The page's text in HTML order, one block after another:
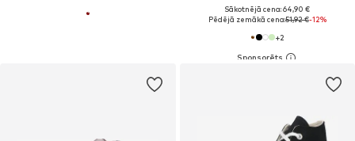
Sākotnējā cena: 64,90 €
Pēdējā zemākā cena:51,92 €-12%
+2